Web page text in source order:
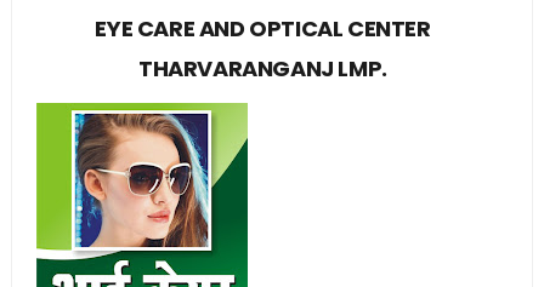
EYE CARE AND OPTICAL CENTER
THARVARANGANJ LMP.